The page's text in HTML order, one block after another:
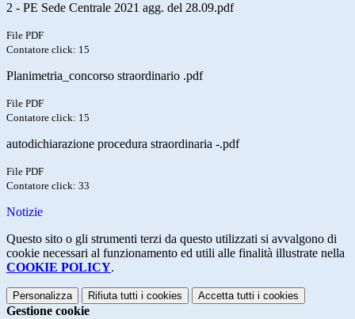
2 - PE Sede Centrale 2021 agg. del 28.09.pdf
File PDF
Contatore click: 15
Planimetria_concorso straordinario .pdf
File PDF
Contatore click: 15
autodichiarazione procedura straordinaria -.pdf
File PDF
Contatore click: 33
Notizie
Questo sito o gli strumenti terzi da questo utilizzati si avvalgono di
cookie necessari al funzionamento ed utili alle finalità illustrate nella
COOKIE POLICY.
Personalizza Rifiuta tutti i cookies Accetta tutti i cookies
Gestione cookie